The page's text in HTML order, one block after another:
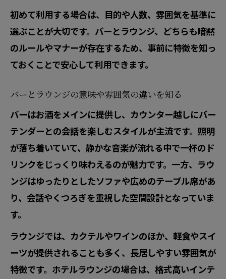
ラウンジという空間の楽しみ方とは
ラウンジの魅力とバーとの空間演出の違
い
く解説
ホテルのラウンジと一般バーの違いを楽
しむ
ラウンジでゆったりと過ごすためのコツ
バー ラウンジ 女の子と上質な時間を過ご
す方法
予算で安心して選ぶバーのコツ
ーション
バーの予算感とラウンジとの料金比較ポ
イント
初めて利用する場合は、目的や人数、雰囲気を基準に
選ぶことが大切です。バーとラウンジ、どちらも暗黙
のルールやマナーが存在するため、事前に特徴を知っ
ておくことで安心して利用できます。
バーとラウンジの意味や雰囲気の違いを知る
バーはお酒をメインに提供し、カウンター越しにバー
テンダーとの会話を楽しむスタイルが主流です。照明
が落ち着いていて、静かな音楽が流れる中で一杯のド
リンクをじっくり味わえるのが魅力です。一方、ラウ
ンジはゆったりとしたソファや広めのテーブル席があ
り、会話やくつろぎを重視した空間設計となっていま
す。
ラウンジでは、カクテルやワインのほか、軽食やスイ
ーツが提供されることも多く、長居しやすい雰囲気が
特徴です。ホテルラウンジの場合は、格式高いインテ